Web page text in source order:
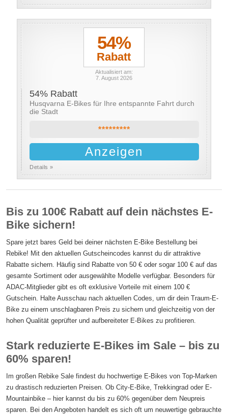
54%
Rabatt
Aktualisiert am:
7. August 2026
54% Rabatt
Husqvarna E-Bikes für Ihre entspannte Fahrt durch
die Stadt
*********
Anzeigen
Details »
Bis zu 100€ Rabatt auf dein nächstes E-
Bike sichern!
Spare jetzt bares Geld bei deiner nächsten E-Bike Bestellung bei
Rebike! Mit den aktuellen Gutscheincodes kannst du dir attraktive
Rabatte sichern. Häufig sind Rabatte von 50 € oder sogar 100 € auf das
gesamte Sortiment oder ausgewählte Modelle verfügbar. Besonders für
ADAC-Mitglieder gibt es oft exklusive Vorteile mit einem 100 €
Gutschein. Halte Ausschau nach aktuellen Codes, um dir dein Traum-E-
Bike zu einem unschlagbaren Preis zu sichern und gleichzeitig von der
hohen Qualität geprüfter und aufbereiteter E-Bikes zu profitieren.
Stark reduzierte E-Bikes im Sale – bis zu
60% sparen!
Im großen Rebike Sale findest du hochwertige E-Bikes von Top-Marken
zu drastisch reduzierten Preisen. Ob City-E-Bike, Trekkingrad oder E-
Mountainbike – hier kannst du bis zu 60% gegenüber dem Neupreis
sparen. Bei den Angeboten handelt es sich oft um neuwertige gebrauchte